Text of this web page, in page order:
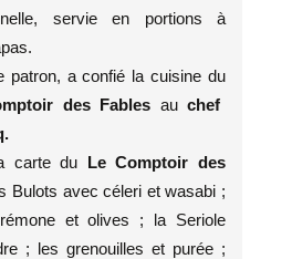
servie en portions à
patron, a confié la cuisine du
des Fables auchef
carte du Le Comptoir des
Bulots avec céleri et wasabi ;
et olives ; la Seriole
; les grenouilles et purée ;